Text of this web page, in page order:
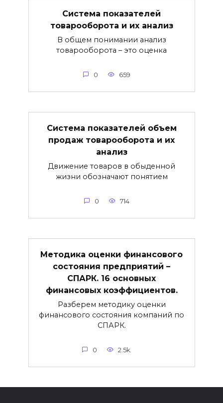
Система показателей
товарооборота и их анализ
В общем понимании анализ
товарооборота – это оценка
0 659
Система показателей объем
продаж товарооборота и их
анализ
Движение товаров в обыденной
жизни обозначают понятием
0 714
Методика оценки финансового
состояния предприятий –
СПАРК. 16 основных
финансовых коэффициентов.
Разберем методику оценки
финансового состояния компаний по
СПАРК.
0 2.5k.